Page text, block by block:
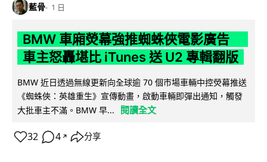
藍骨 1 日
BMW 車廂熒幕強推蜘蛛俠電影廣告
車主怒轟堪比 iTunes 送 U2 專輯翻版
BMW 近日透過無線更新向全球逾 70 個市場車輛中控熒幕推送
《蜘蛛俠：英雄重生》宣傳動畫，啟動車輛即彈出通知，觸發
大批車主不滿。BMW 早...
閱讀全文
32 4 ↗ 分享